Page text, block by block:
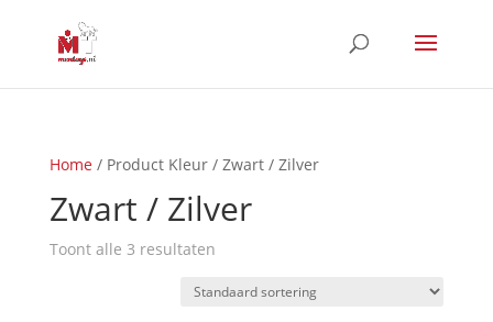
Home/ Product Kleur / Zwart / Zilver
Zwart / Zilver
Toont alle 3 resultaten